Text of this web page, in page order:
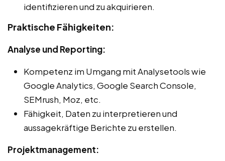
identifizieren und zu akquirieren.
Praktische Fähigkeiten:
Analyse und Reporting:
Kompetenz im Umgang mit Analysetools wie
Google Analytics, Google Search Console,
SEMrush, Moz, etc.
Fähigkeit, Daten zu interpretieren und
aussagekräftige Berichte zu erstellen.
Projektmanagement: